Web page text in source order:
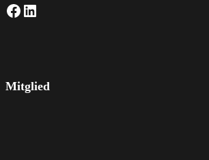
Facebook LinkedIn
Mitglied